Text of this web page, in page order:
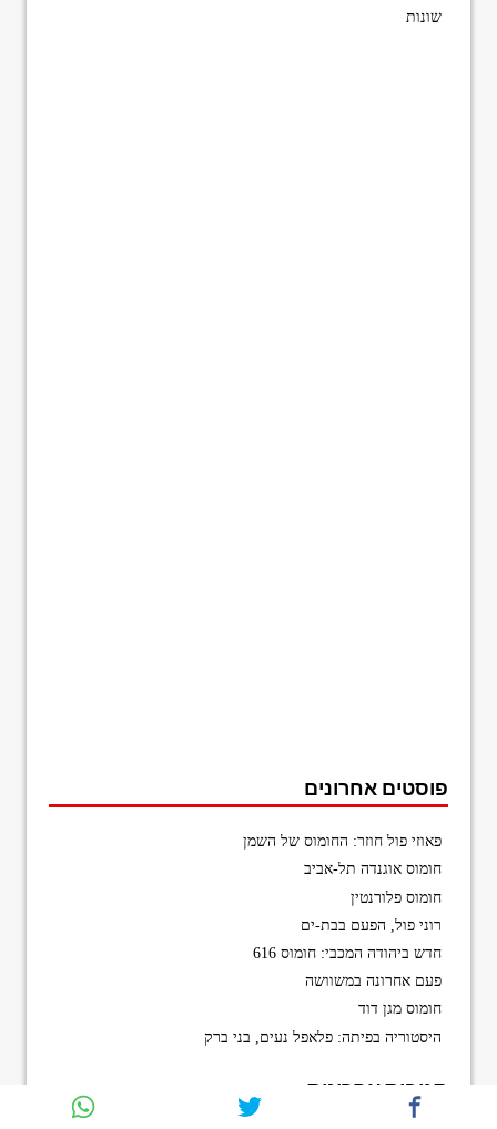
שונות
פוסטים אחרונים
פאוזי פול חוזר: החומוס של השמן
חומוס אוגנדה תל-אביב
חומוס פלורנטין
רוני פול, הפעם בבת-ים
חדש ביהודה המכבי: חומוס 616
פעם אחרונה במשוושה
חומוס מגן דוד
היסטוריה בפיתה: פלאפל נעים, בני ברק
תגובות אחרונות